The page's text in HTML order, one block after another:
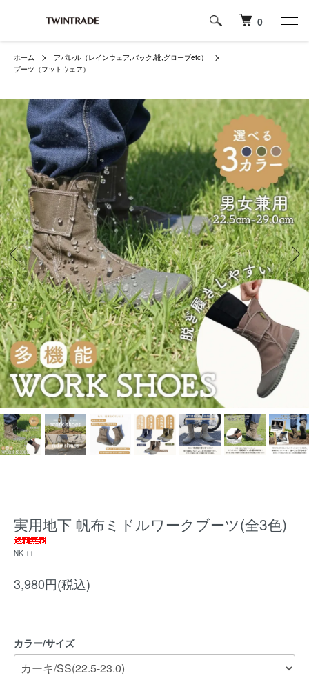
0
ホーム
アパレル（レインウェア,バック,靴,グローブetc）
ブーツ（フットウェア）
実用地下 帆布ミドルワークブーツ(全3色)
NK-11
3,980円(税込)
カラー/サイズ